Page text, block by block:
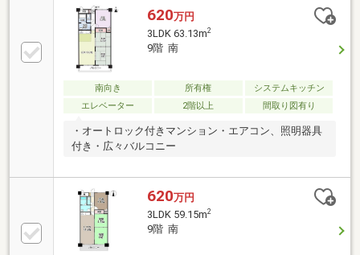
620万円
3LDK 63.13m2
9階 南
南向き 所有権
システムキッチン
エレベーター
2階以上 間取り図有り
・オートロック付きマンション・エアコン、照明器具
付き・広々バルコニー
620万円
3LDK 59.15m2
9階 南